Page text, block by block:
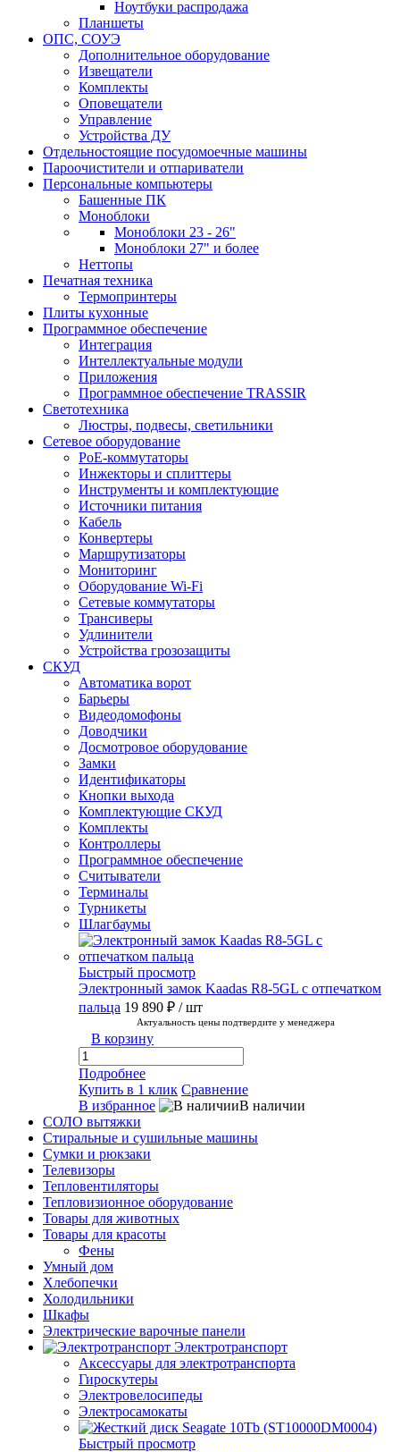
Ноутбуки распродажа
Планшеты
ОПС, СОУЭ
Дополнительное оборудование
Извещатели
Комплекты
Оповещатели
Управление
Устройства ДУ
Отдельностоящие посудомоечные машины
Пароочистители и отпариватели
Персональные компьютеры
Башенные ПК
Моноблоки
Моноблоки 23 - 26"
Моноблоки 27" и более
Неттопы
Печатная техника
Термопринтеры
Плиты кухонные
Программное обеспечение
Интеграция
Интеллектуальные модули
Приложения
Программное обеспечение TRASSIR
Светотехника
Люстры, подвесы, светильники
Сетевое оборудование
PoE-коммутаторы
Инжекторы и сплиттеры
Инструменты и комплектующие
Источники питания
Кабель
Конвертеры
Маршрутизаторы
Мониторинг
Оборудование Wi-Fi
Сетевые коммутаторы
Трансиверы
Удлинители
Устройства грозозащиты
СКУД
Автоматика ворот
Барьеры
Видеодомофоны
Доводчики
Досмотровое оборудование
Замки
Идентификаторы
Кнопки выхода
Комплектующие СКУД
Комплекты
Контроллеры
Программное обеспечение
Считыватели
Терминалы
Турникеты
Шлагбаумы
Быстрый просмотр
Электронный замок Kaadas R8-5GL с отпечатком
пальца 19 890 ₽ / шт
Актуальность цены подтвердите у менеджера
В корзину
Подробнее
Купить в 1 клик Сравнение
В избранное
В наличии
СОЛО вытяжки
Стиральные и сушильные машины
Сумки и рюкзаки
Телевизоры
Тепловентиляторы
Тепловизионное оборудование
Товары для животных
Товары для красоты
Фены
Умный дом
Хлебопечки
Холодильники
Шкафы
Электрические варочные панели
Электротранспорт
Аксессуары для электротранспорта
Гироскутеры
Электровелосипеды
Электросамокаты
Быстрый просмотр